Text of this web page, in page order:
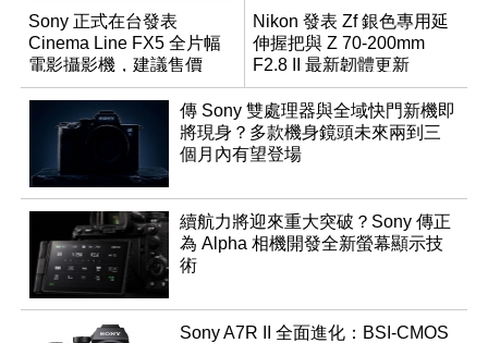
Sony 正式在台發表
Cinema Line FX5 全片幅
電影攝影機，建議售價
NT$144,980
Nikon 發表 Zf 銀色專用延
伸握把與 Z 70-200mm
F2.8 II 最新韌體更新
傳 Sony 雙處理器與全域快門新機即
將現身？多款機身鏡頭未來兩到三
個月內有望登場
續航力將迎來重大突破？Sony 傳正
為 Alpha 相機開發全新螢幕顯示技
術
Sony A7R II 全面進化：BSI-CMOS